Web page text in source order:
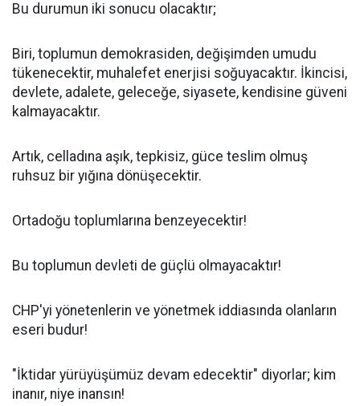
Bu durumun iki sonucu olacaktır;
Biri, toplumun demokrasiden, değişimden umudu
tükenecektir, muhalefet enerjisi soğuyacaktır. İkincisi,
devlete, adalete, geleceğe, siyasete, kendisine güveni
kalmayacaktır.
Artık, celladına aşık, tepkisiz, güce teslim olmuş
ruhsuz bir yığına dönüşecektir.
Ortadoğu toplumlarına benzeyecektir!
Bu toplumun devleti de güçlü olmayacaktır!
CHP'yi yönetenlerin ve yönetmek iddiasında olanların
eseri budur!
"İktidar yürüyüşümüz devam edecektir" diyorlar; kim
inanır, niye inansın!